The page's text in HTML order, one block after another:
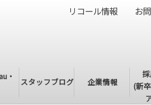
・
スタッフブログ 企業情報
(新
リコール情報 お